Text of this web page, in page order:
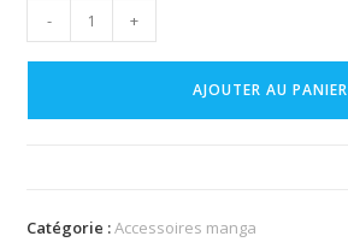
quantité
de
- +
AJOUTER AU PANIER
Catégorie :Accessoires manga